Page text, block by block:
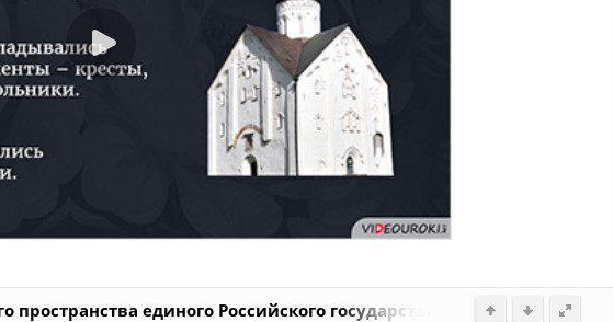
единого Российского государства"